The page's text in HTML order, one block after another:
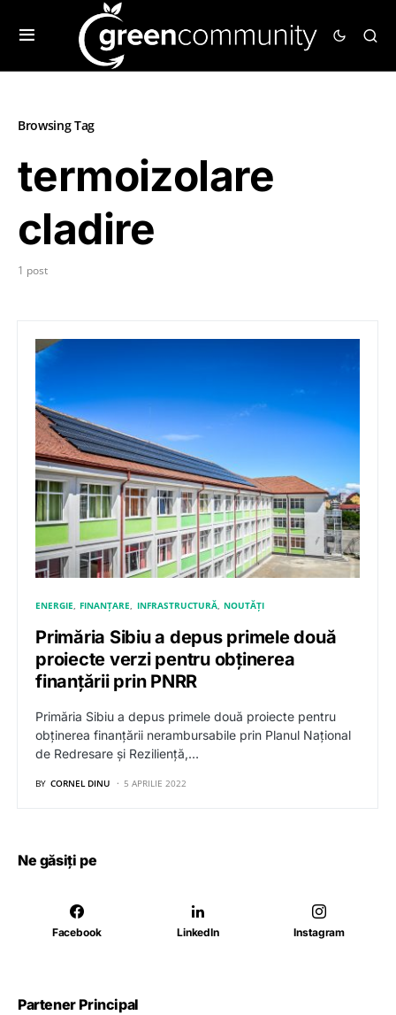
Browsing Tag
termoizolare
cladire
1 post
ENERGIE FINANȚARE INFRASTRUCTURĂ NOUTĂȚI
Primăria Sibiu a depus primele două
proiecte verzi pentru obținerea
finanțării prin PNRR
Primăria Sibiu a depus primele două proiecte pentru
obținerea finanțării nerambursabile prin Planul Național
de Redresare și Reziliență,…
BY CORNEL DINU 5 APRILIE 2022
Ne găsiți pe
Facebook LinkedIn Instagram
Partener Principal